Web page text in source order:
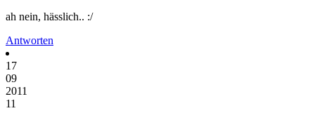
ah nein, hässlich.. :/
Antworten
17
09
2011
11